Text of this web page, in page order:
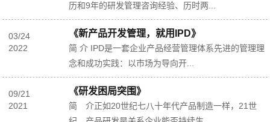
历和9年的研发管理咨询经验、历时两...
03/24
2022
《新产品开发管理，就用IPD》
简 介 IPD是一套企业产品经营管理体系先进的管理理
念和成功实践：以市场为导向开...
09/21
2021
《研发困局突围》
简 介正如20世纪七八十年代产品制造一样，21世